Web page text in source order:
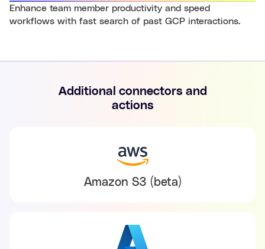
Enhance team member productivity and speed
workflows with fast search of past GCP interactions.
Additional connectors and
actions
Amazon S3 (beta)